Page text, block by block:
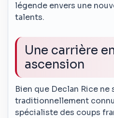
légende envers une
talents.
Une carrière
ascension
Bien que Declan Rice ne
traditionnellement
spécialiste des coups